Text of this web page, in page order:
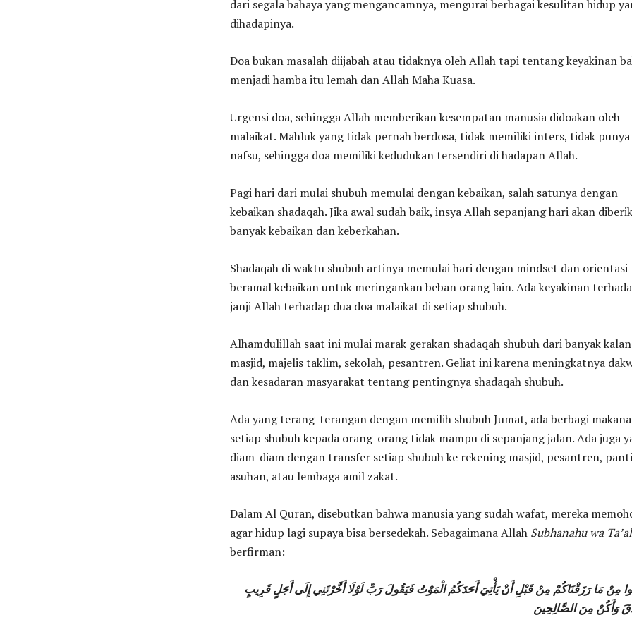
dari segala bahaya yang mengancamnya, mengurai berbagai kesulitan hidup
dihadapinya.
Doa bukan masalah diijabah atau tidaknya oleh Allah tapi tentang keyakinan
menjadi hamba itu lemah dan Allah Maha Kuasa.
Urgensi doa, sehingga Allah memberikan kesempatan manusia didoakan oleh
malaikat. Mahluk yang tidak pernah berdosa, tidak memiliki inters, tidak punya
nafsu, sehingga doa memiliki kedudukan tersendiri di hadapan Allah.
Pagi hari dari mulai shubuh memulai dengan kebaikan, salah satunya dengan
kebaikan shadaqah. Jika awal sudah baik, insya Allah sepanjang hari akan
banyak kebaikan dan keberkahan.
Shadaqah di waktu shubuh artinya memulai hari dengan mindset dan orientasi
beramal kebaikan untuk meringankan beban orang lain. Ada keyakinan
janji Allah terhadap dua doa malaikat di setiap shubuh.
Alhamdulillah saat ini mulai marak gerakan shadaqah shubuh dari banyak
masjid, majelis taklim, sekolah, pesantren. Geliat ini karena meningkatnya
dan kesadaran masyarakat tentang pentingnya shadaqah shubuh.
Ada yang terang-terangan dengan memilih shubuh Jumat, ada berbagi
setiap shubuh kepada orang-orang tidak mampu di sepanjang jalan. Ada juga
diam-diam dengan transfer setiap shubuh ke rekening masjid, pesantren, panti
asuhan, atau lembaga amil zakat.
Dalam Al Quran, disebutkan bahwa manusia yang sudah wafat, mereka
agar hidup lagi supaya bisa bersedekah. Sebagaimana Allah Subhanahu wa
berfirman:
مِنْ مَا رَزَقْنَاكُمْ مِنْ قَبْلِ أَنْ يَأْتِيَ أَحَدَكُمُ الْمَوْتُ فَيَقُولَ رَبِّ لَوْلَا أَخَّرْتَنِي إِلَى أَجَلٍ قَرِيبٍ
وَأَكُنْ مِنَ الصَّالِحِينَ